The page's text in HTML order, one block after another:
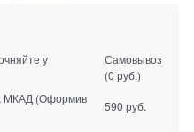
у
Самовывоз
(0 руб.)
МКАД (Оформив
590 руб.